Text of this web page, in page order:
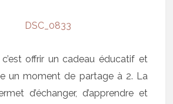
c’est offrir un cadeau éducatif et
un moment de partage à 2. La
d’échanger, d’apprendre et